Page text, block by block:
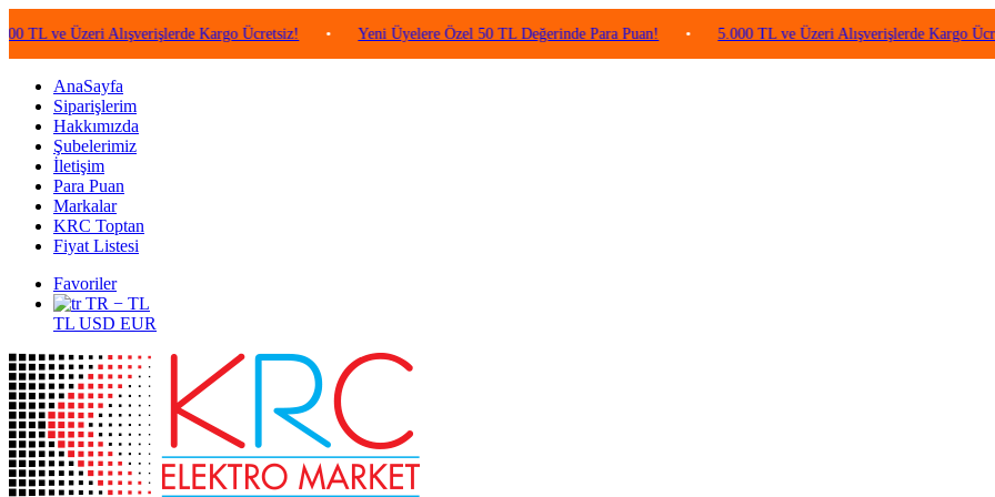
Üzeri Alışverişlerde Kargo Ücretsiz! • Yeni Üyelere Özel 50 TL Değerinde Para Puan! • 5.000 TL ve Üzeri Alışverişlerde Kargo Ücretsiz!
AnaSayfa
Siparişlerim
Hakkımızda
Şubelerimiz
İletişim
Para Puan
Markalar
KRC Toptan
Fiyat Listesi
Favoriler
TR − TL
TL USD EUR